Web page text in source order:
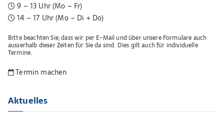
9 – 13 Uhr (Mo – Fr)
14 – 17 Uhr (Mo – Di + Do)
Bitte beachten Sie, dass wir per E-Mail und über unsere Formulare auch
ausserhalb dieser Zeiten für Sie da sind. Dies gilt auch für individuelle
Termine.
Termin machen
Aktuelles